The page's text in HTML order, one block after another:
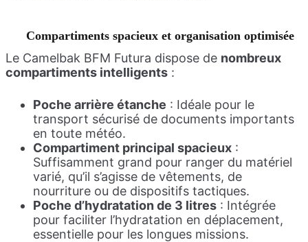
Compartiments spacieux et organisation optimisée
Le Camelbak BFM Futura dispose de nombreux
compartiments intelligents :
Poche arrière étanche : Idéale pour le
transport sécurisé de documents importants
en toute météo.
Compartiment principal spacieux :
Suffisamment grand pour ranger du matériel
varié, qu’il s’agisse de vêtements, de
nourriture ou de dispositifs tactiques.
Poche d’hydratation de 3 litres : Intégrée
pour faciliter l’hydratation en déplacement,
essentielle pour les longues missions.